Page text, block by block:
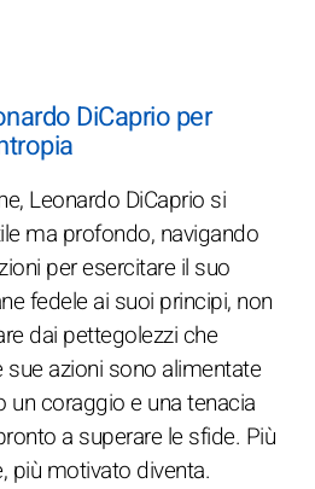
DiCaprio per
Leonardo DiCaprio si
ma profondo, navigando
per esercitare il suo
fedele ai suoi principi, non
dai pettegolezzi che
azioni sono alimentate
coraggio e una tenacia
a superare le sfide. Più
più motivato diventa.